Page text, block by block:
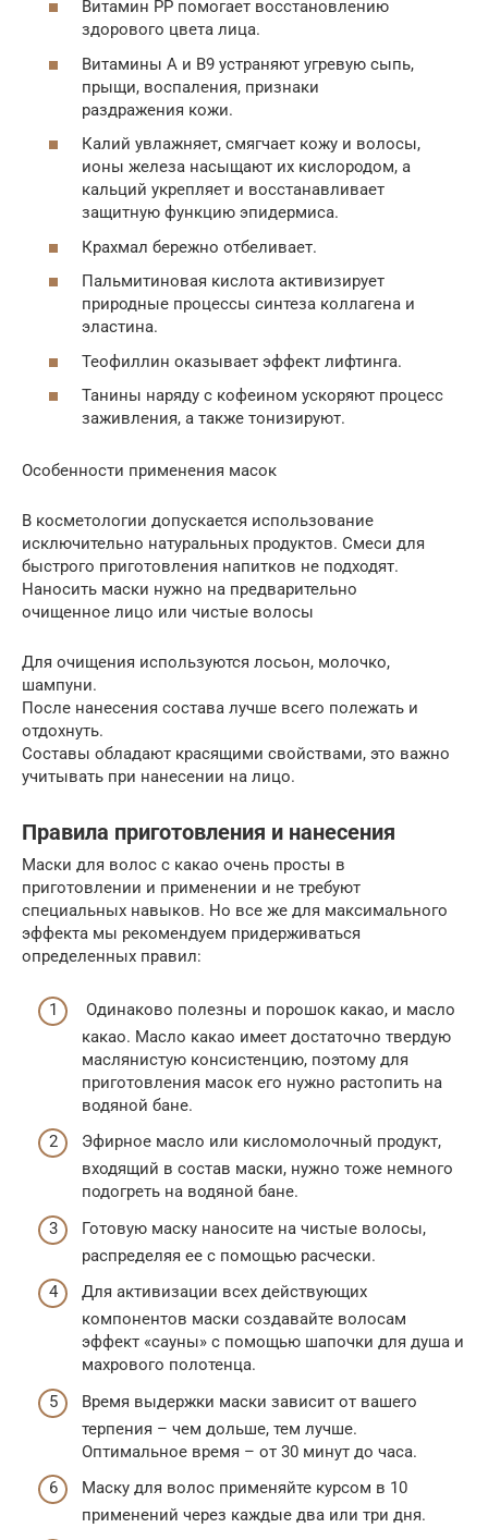
Витамин РР помогает восстановлению
здорового цвета лица.
Витамины А и В9 устраняют угревую сыпь,
прыщи, воспаления, признаки
раздражения кожи.
Калий увлажняет, смягчает кожу и волосы,
ионы железа насыщают их кислородом, а
кальций укрепляет и восстанавливает
защитную функцию эпидермиса.
Крахмал бережно отбеливает.
Пальмитиновая кислота активизирует
природные процессы синтеза коллагена и
эластина.
Теофиллин оказывает эффект лифтинга.
Танины наряду с кофеином ускоряют процесс
заживления, а также тонизируют.
Особенности применения масок
В косметологии допускается использование
исключительно натуральных продуктов. Смеси для
быстрого приготовления напитков не подходят.
Наносить маски нужно на предварительно
очищенное лицо или чистые волосы
Для очищения используются лосьон, молочко,
шампуни.
После нанесения состава лучше всего полежать и
отдохнуть.
Составы обладают красящими свойствами, это важно
учитывать при нанесении на лицо.
Правила приготовления и нанесения
Маски для волос с какао очень просты в
приготовлении и применении и не требуют
специальных навыков. Но все же для максимального
эффекта мы рекомендуем придерживаться
определенных правил:
Одинаково полезны и порошок какао, и масло
какао. Масло какао имеет достаточно твердую
маслянистую консистенцию, поэтому для
приготовления масок его нужно растопить на
водяной бане.
Эфирное масло или кисломолочный продукт,
входящий в состав маски, нужно тоже немного
подогреть на водяной бане.
Готовую маску наносите на чистые волосы,
распределяя ее с помощью расчески.
Для активизации всех действующих
компонентов маски создавайте волосам
эффект «сауны» с помощью шапочки для душа и
махрового полотенца.
Время выдержки маски зависит от вашего
терпения – чем дольше, тем лучше.
Оптимальное время – от 30 минут до часа.
Маску для волос применяйте курсом в 10
применений через каждые два или три дня.